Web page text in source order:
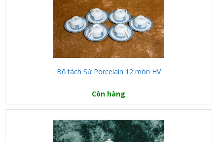
Bộ tách Sứ Porcelain 12 món HV
Còn hàng